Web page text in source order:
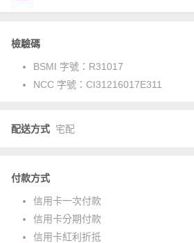
檢驗碼
BSMI 字號： R31017
NCC 字號： CI31216017E311
配送方式 宅配
付款方式
信用卡一次付款
信用卡分期付款
信用卡紅利折抵